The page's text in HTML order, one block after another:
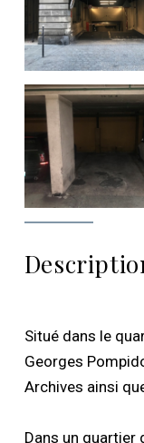
Situé dans le
Georges
Archives ainsi
Dans un quartier